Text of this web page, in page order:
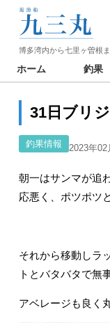
博多湾内から七里ヶ曽根
ホーム 釣果
31日ブリ
釣果情報 2023年02
朝一はサンマが追
応悪く、ポツポツと
それから移動しラ
トとバタバタで無
アベレージも良く